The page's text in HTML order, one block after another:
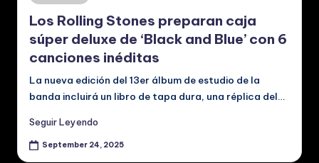
in
Los Rolling Stones preparan caja
súper deluxe de ‘Black and Blue’ con 6
canciones inéditas
La nueva edición del 13er álbum de estudio de la
banda incluirá un libro de tapa dura, una réplica del…
Seguir Leyendo
September 24, 2025